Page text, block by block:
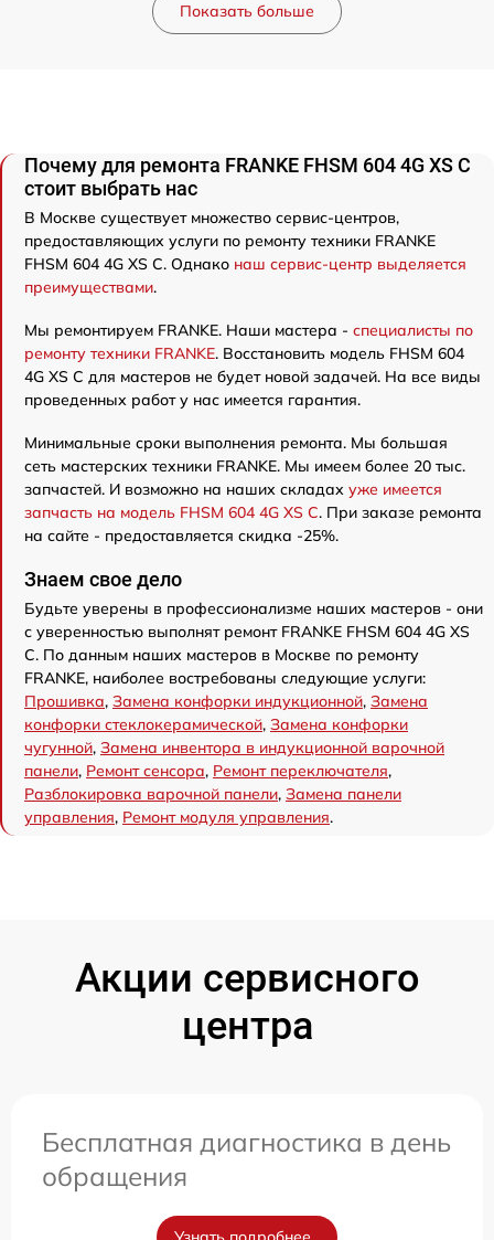
Показать больше
Почему для ремонта FRANKE FHSM 604 4G XS C
стоит выбрать нас
В Москве существует множество сервис-центров,
предоставляющих услуги по ремонту техники FRANKE
FHSM 604 4G XS C. Однако наш сервис-центр выделяется
преимуществами.
Мы ремонтируем FRANKE. Наши мастера - специалисты по
ремонту техники FRANKE. Восстановить модель FHSM 604
4G XS C для мастеров не будет новой задачей. На все виды
проведенных работ у нас имеется гарантия.
Минимальные сроки выполнения ремонта. Мы большая
сеть мастерских техники FRANKE. Мы имеем более 20 тыс.
запчастей. И возможно на наших складах уже имеется
запчасть на модель FHSM 604 4G XS C. При заказе ремонта
на сайте - предоставляется скидка -25%.
Знаем свое дело
Будьте уверены в профессионализме наших мастеров - они
с уверенностью выполнят ремонт FRANKE FHSM 604 4G XS
C. По данным наших мастеров в Москве по ремонту
FRANKE, наиболее востребованы следующие услуги:
Прошивка, Замена конфорки индукционной, Замена
конфорки стеклокерамической, Замена конфорки
чугунной, Замена инвентора в индукционной варочной
панели, Ремонт сенсора, Ремонт переключателя,
Разблокировка варочной панели, Замена панели
управления, Ремонт модуля управления.
Акции сервисного
центра
Бесплатная диагностика в день
обращения